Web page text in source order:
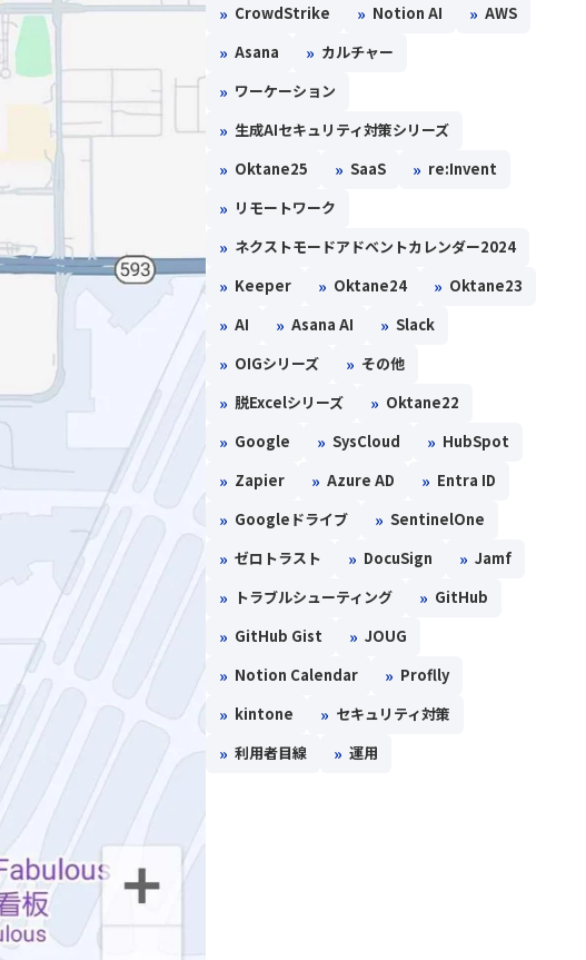
» CrowdStrike » Notion AI » AWS
» Asana » カルチャー
» ワーケーション
» 生成AIセキュリティ対策シリーズ
» Oktane25 » SaaS » re:Invent
» リモートワーク
» ネクストモードアドベントカレンダー2024
» Keeper » Oktane24 » Oktane23
» AI » Asana AI » Slack
» OIGシリーズ » その他
» 脱Excelシリーズ » Oktane22
» Google » SysCloud » HubSpot
» Zapier » Azure AD » Entra ID
» Googleドライブ » SentinelOne
» ゼロトラスト » DocuSign » Jamf
» トラブルシューティング » GitHub
» GitHub Gist » JOUG
» Notion Calendar » Proflly
» kintone » セキュリティ対策
» 利用者目線 » 運用